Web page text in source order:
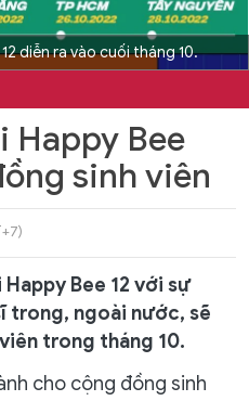
diễn ra vào cuối tháng 10.
Happy Bee
sinh viên
Bee 12 với sự
trong, ngoài nước, sẽ
trong tháng 10.
cho cộng đồng sinh